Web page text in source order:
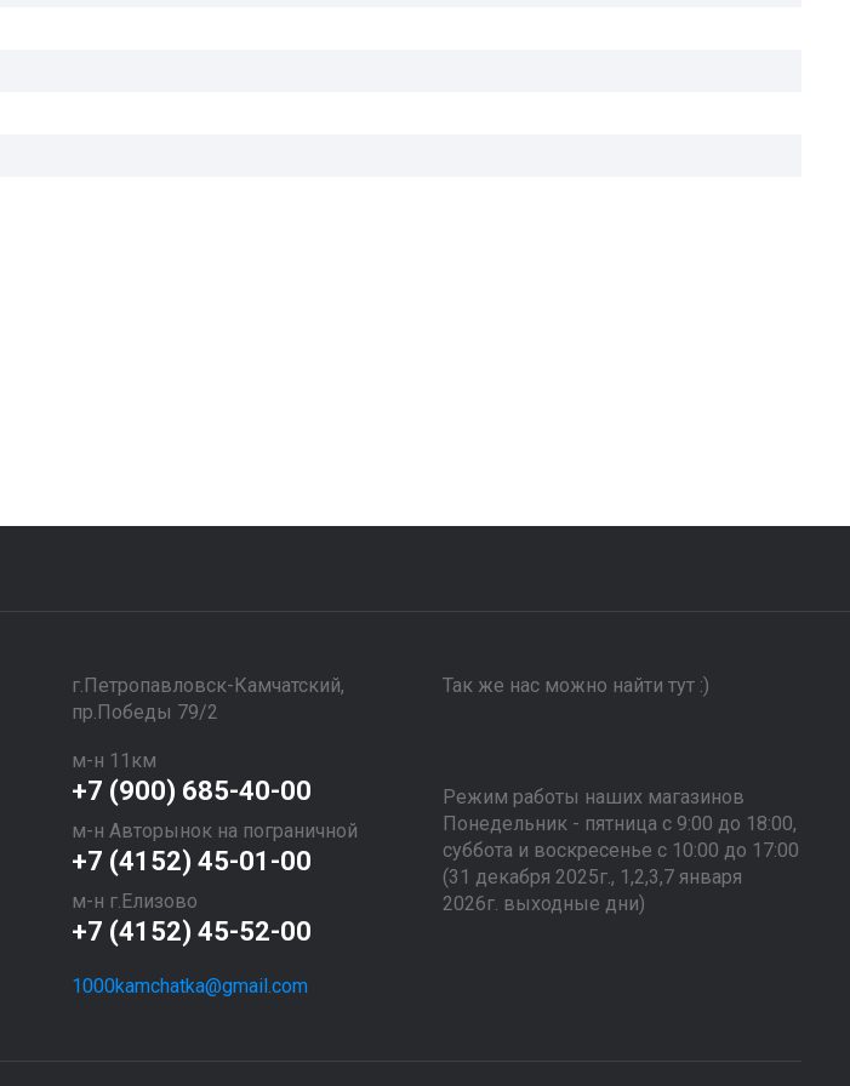
​​​​​​​г.Петропавловск-Камчатский,
пр.Победы 79/2
м-н 11км
+7 (900) 685-40-00
м-н Авторынок на пограничной
+7 (4152) 45-01-00
м-н г.Елизово
+7 (4152) 45-52-00
1000kamchatka@gmail.com
Так же нас можно найти тут :)
Режим работы наших магазинов
Понедельник - пятница с 9:00 до 18:00,
суббота и воскресенье с 10:00 до 17:00
(31 декабря 2025г., 1,2,3,7 января
2026г. выходные дни)